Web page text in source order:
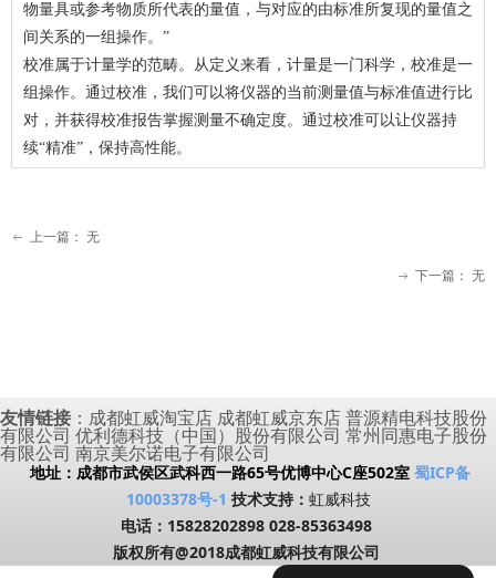
物量具或参考物质所代表的量值，与对应的由标准所复现的量值之
间关系的一组操作。”
校准属于计量学的范畴。从定义来看，计量是一门科学，校准是一
组操作。通过校准，我们可以将仪器的当前测量值与标准值进行比
对，并获得校准报告掌握测量不确定度。通过校准可以让仪器持
续“精准”，保持高性能。
ꂃ 上一篇： 无
ꁹ 下一篇： 无
友情链接 ： 成都虹威淘宝店 成都虹威京东店普源精电科技股份
有限公司 优利德科技（中国）股份有限公司 常州同惠电子股份
有限公司 南京美尔诺电子有限公司
地址：成都市武侯区武科西一路65号优博中心C座502室 蜀ICP备
10003378号-1 技术支持： 虹威科技
电话：15828202898 028-85363498
版权所有@2018成都虹威科技有限公司